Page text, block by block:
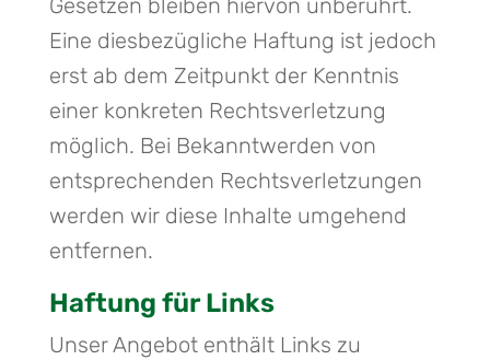
Gesetzen bleiben hiervon unberührt.
Eine diesbezügliche Haftung ist jedoch
erst ab dem Zeitpunkt der Kenntnis
einer konkreten Rechtsverletzung
möglich. Bei Bekanntwerden von
entsprechenden Rechtsverletzungen
werden wir diese Inhalte umgehend
entfernen.
Haftung für Links
Unser Angebot enthält Links zu